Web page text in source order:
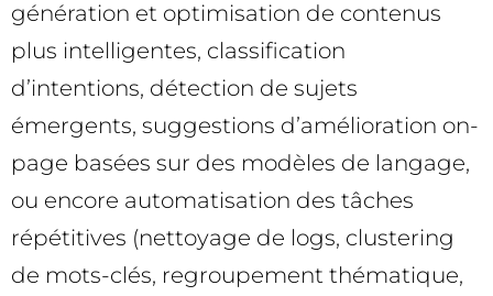
génération et optimisation de contenus
plus intelligentes, classification
d’intentions, détection de sujets
émergents, suggestions d’amélioration on-
page basées sur des modèles de langage,
ou encore automatisation des tâches
répétitives (nettoyage de logs, clustering
de mots-clés, regroupement thématique,